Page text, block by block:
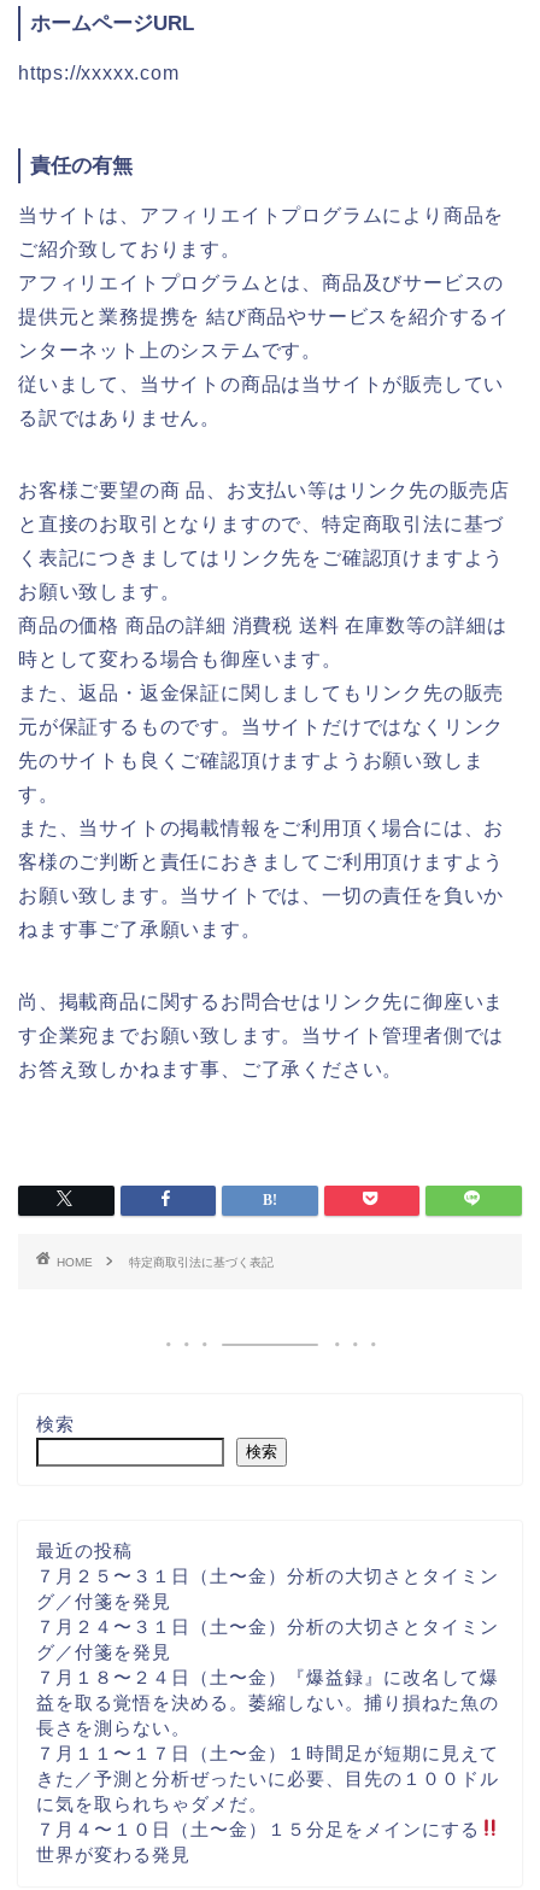
ホームページURL
https://xxxxx.com
責任の有無
当サイトは、アフィリエイトプログラムにより商品を
ご紹介致しております。
アフィリエイトプログラムとは、商品及びサービスの
提供元と業務提携を 結び商品やサービスを紹介するイ
ンターネット上のシステムです。
従いまして、当サイトの商品は当サイトが販売してい
る訳ではありません。
お客様ご要望の商 品、お支払い等はリンク先の販売店
と直接のお取引となりますので、特定商取引法に基づ
く表記につきましてはリンク先をご確認頂けますよう
お願い致します。
商品の価格 商品の詳細 消費税 送料 在庫数等の詳細は
時として変わる場合も御座います。
また、返品・返金保証に関しましてもリンク先の販売
元が保証するものです。当サイトだけではなくリンク
先のサイトも良くご確認頂けますようお願い致しま
す。
また、当サイトの掲載情報をご利用頂く場合には、お
客様のご判断と責任におきましてご利用頂けますよう
お願い致します。当サイトでは、一切の責任を負いか
ねます事ご了承願います。
尚、掲載商品に関するお問合せはリンク先に御座いま
す企業宛までお願い致します。当サイト管理者側では
お答え致しかねます事、ご了承ください。
HOME 特定商取引法に基づく表記
検索
検索
最近の投稿
７月２５〜３１日（土〜金）分析の大切さとタイミン
グ／付箋を発見
７月２４〜３１日（土〜金）分析の大切さとタイミン
グ／付箋を発見
７月１８〜２４日（土〜金）『爆益録』に改名して爆
益を取る覚悟を決める。萎縮しない。捕り損ねた魚の
長さを測らない。
７月１１〜１７日（土〜金）１時間足が短期に見えて
きた／予測と分析ぜったいに必要、目先の１００ドル
に気を取られちゃダメだ。
７月４〜１０日（土〜金）１５分足をメインにする
世界が変わる発見